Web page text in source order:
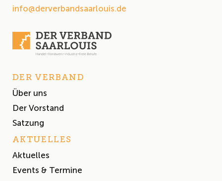
info@derverbandsaarlouis.de
DER VERBAND
Über uns
Der Vorstand
Satzung
AKTUELLES
Aktuelles
Events & Termine